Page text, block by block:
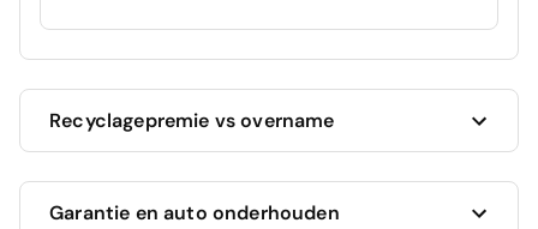
Recyclagepremie vs overname
huidige auto!
Garantie en auto onderhouden